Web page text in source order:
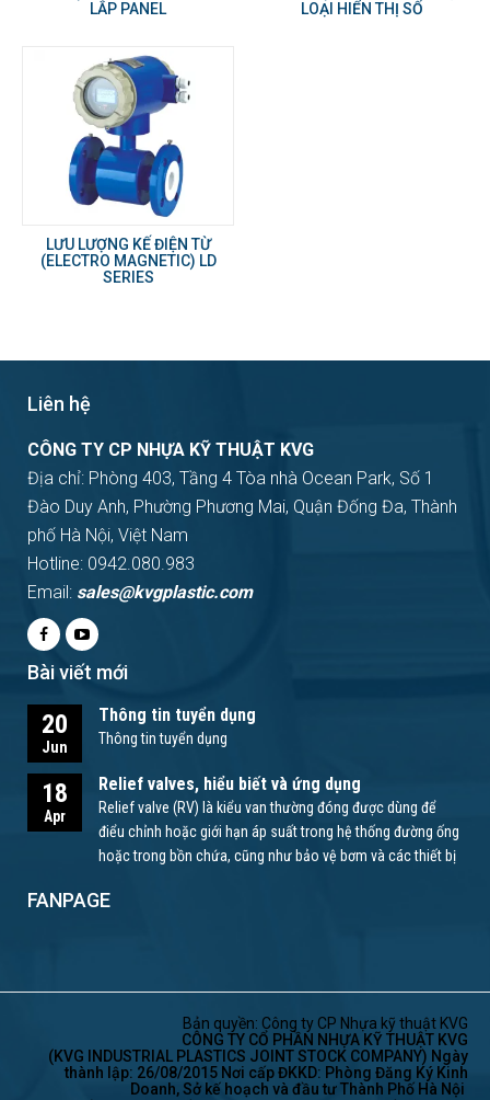
LẮP PANEL
LOẠI HIỂN THỊ SỐ
LƯU LƯỢNG KẾ ĐIỆN TỪ
(ELECTRO MAGNETIC) LD
SERIES
Liên hệ
CÔNG TY CP NHỰA KỸ THUẬT KVG
Địa chỉ: Phòng 403, Tầng 4 Tòa nhà Ocean Park, Số 1
Đào Duy Anh, Phường Phương Mai, Quận Đống Đa, Thành
phố Hà Nội, Việt Nam
Hotline: 0942.080.983
Email: sales@kvgplastic.com
Bài viết mới
20
Jun
Thông tin tuyển dụng
Thông tin tuyển dụng
18
Apr
Relief valves, hiểu biết và ứng dụng
Relief valve (RV) là kiểu van thường đóng được dùng để
điểu chỉnh hoặc giới hạn áp suất trong hệ thống đường ống
hoặc trong bồn chứa, cũng như bảo vệ bơm và các thiết bị
FANPAGE
Bản quyền: Công ty CP Nhựa kỹ thuật KVG
CÔNG TY CỔ PHẦN NHỰA KỸ THUẬT KVG
(KVG INDUSTRIAL PLASTICS JOINT STOCK COMPANY) Ngày
thành lập: 26/08/2015 Nơi cấp ĐKKD: Phòng Đăng Ký Kinh
Doanh, Sở kế hoạch và đầu tư Thành Phố Hà Nội